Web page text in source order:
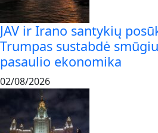
JAV ir Irano santykių
Trumpas sustabdė
pasaulio ekonomika
02/08/2026